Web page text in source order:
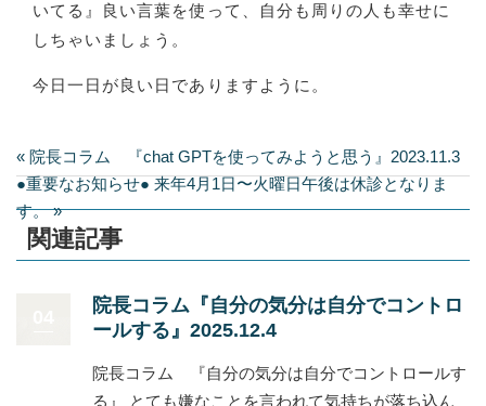
いてる』良い言葉を使って、自分も周りの人も幸せに
しちゃいましょう。
今日一日が良い日でありますように。
« 院長コラム 『chat GPTを使ってみようと思う』2023.11.3
●重要なお知らせ● 来年4月1日〜火曜日午後は休診となりま
す。 »
関連記事
院長コラム『自分の気分は自分でコントロ
ールする』2025.12.4
院長コラム 『自分の気分は自分でコントロールす
る』 とても嫌なことを言われて気持ちが落ち込ん